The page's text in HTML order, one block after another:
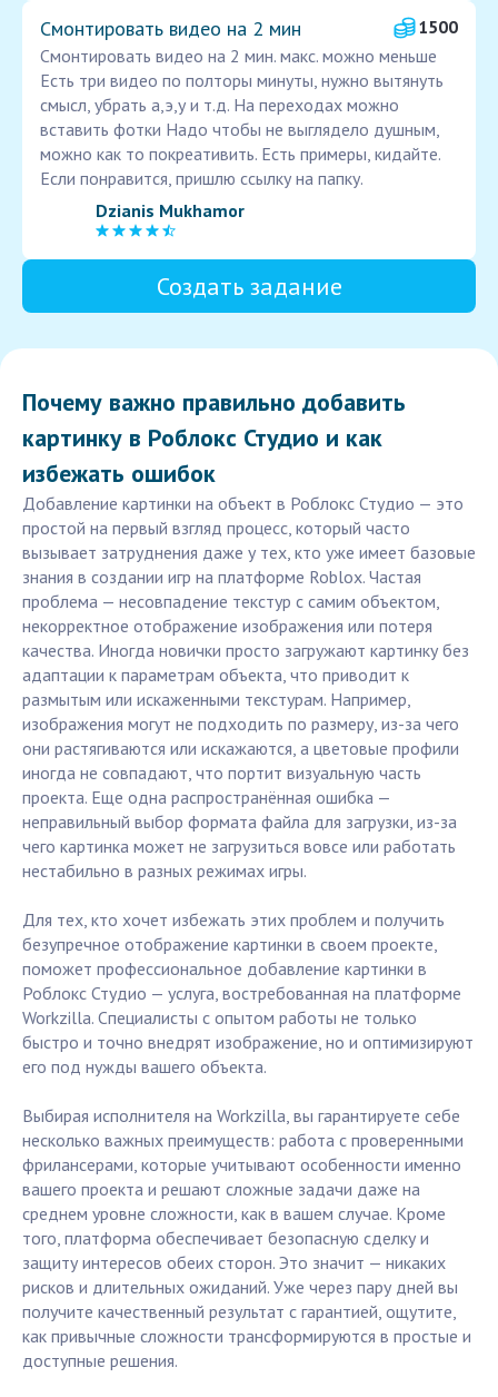
Смонтировать видео на 2 мин
1500
Смонтировать видео на 2 мин. макс. можно меньше
Есть три видео по полторы минуты, нужно вытянуть
смысл, убрать а,э,у и т.д. На переходах можно
вставить фотки Надо чтобы не выглядело душным,
можно как то покреативить. Есть примеры, кидайте.
Если понравится, пришлю ссылку на папку.
Dzianis Mukhamor
Создать задание
Почему важно правильно добавить
картинку в Роблокс Студио и как
избежать ошибок
Добавление картинки на объект в Роблокс Студио — это
простой на первый взгляд процесс, который часто
вызывает затруднения даже у тех, кто уже имеет базовые
знания в создании игр на платформе Roblox. Частая
проблема — несовпадение текстур с самим объектом,
некорректное отображение изображения или потеря
качества. Иногда новички просто загружают картинку без
адаптации к параметрам объекта, что приводит к
размытым или искаженными текстурам. Например,
изображения могут не подходить по размеру, из-за чего
они растягиваются или искажаются, а цветовые профили
иногда не совпадают, что портит визуальную часть
проекта. Еще одна распространённая ошибка —
неправильный выбор формата файла для загрузки, из-за
чего картинка может не загрузиться вовсе или работать
нестабильно в разных режимах игры.
Для тех, кто хочет избежать этих проблем и получить
безупречное отображение картинки в своем проекте,
поможет профессиональное добавление картинки в
Роблокс Студио — услуга, востребованная на платформе
Workzilla. Специалисты с опытом работы не только
быстро и точно внедрят изображение, но и оптимизируют
его под нужды вашего объекта.
Выбирая исполнителя на Workzilla, вы гарантируете себе
несколько важных преимуществ: работа с проверенными
фрилансерами, которые учитывают особенности именно
вашего проекта и решают сложные задачи даже на
среднем уровне сложности, как в вашем случае. Кроме
того, платформа обеспечивает безопасную сделку и
защиту интересов обеих сторон. Это значит — никаких
рисков и длительных ожиданий. Уже через пару дней вы
получите качественный результат с гарантией, ощутите,
как привычные сложности трансформируются в простые и
доступные решения.